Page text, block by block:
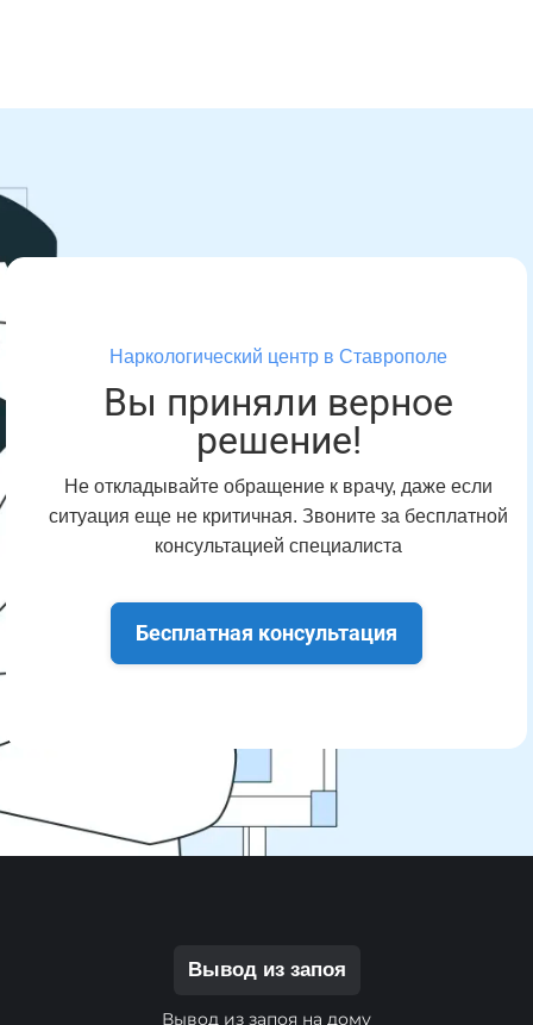
Наркологический центр в Ставрополе
Вы приняли верное
решение!
Не откладывайте обращение к врачу, даже если
ситуация еще не критичная. Звоните за бесплатной
консультацией специалиста
Бесплатная консультация
Вывод из запоя
Вывод из запоя на дому